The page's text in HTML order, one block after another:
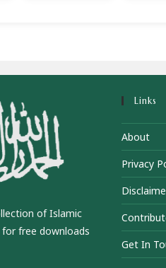
of Islamic
free downloads
Links
About
Privacy
Get In